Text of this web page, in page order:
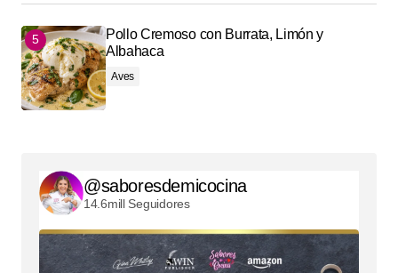
Pollo Cremoso con Burrata, Limón y
Albahaca
Aves
@saboresdemicocina
14.6mill Seguidores